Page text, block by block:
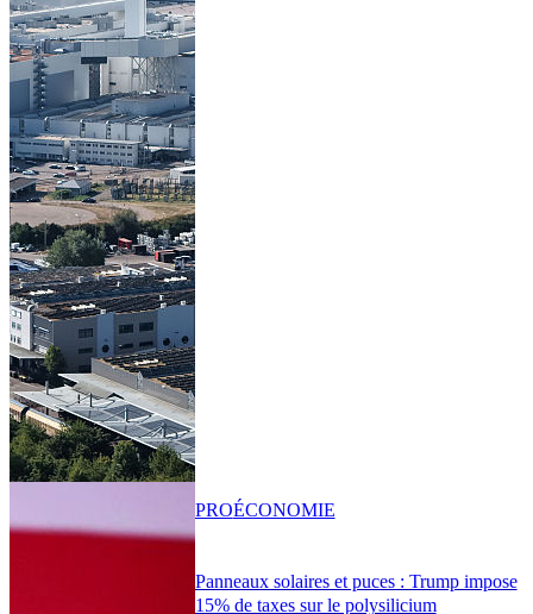
Panneaux solaires et puces : Trump impose
15% de taxes sur le polysilicium
PROÉCONOMIE